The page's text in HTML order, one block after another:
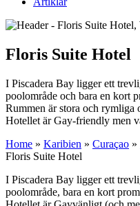
Floris Suite Hotel
I Piscadera Bay ligger ett
poolområde och bara en kort
Rummen är stora och rymliga
Hotellet är Gay-friendly men
Home » Karibien » Curaçao »
Floris Suite Hotel
I Piscadera Bay ligger ett
poolområde, bara en kort